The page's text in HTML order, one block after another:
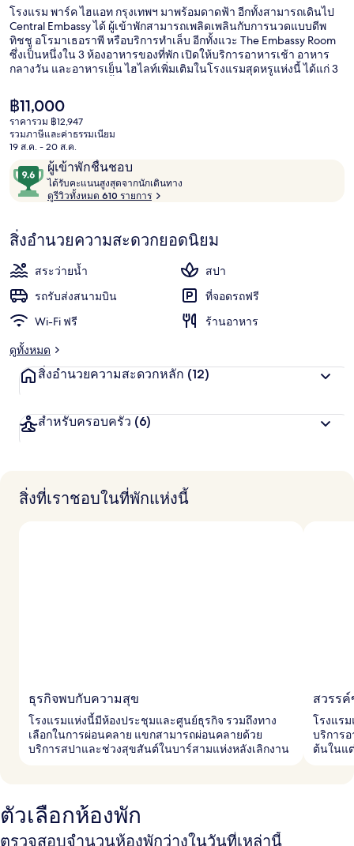
กรุงเทพฯ
โรงแรม พาร์ค ไฮแอท กรุงเทพฯ มาพร้อมดาดฟ้า อีกทั้งสามารถเดินไป
Central Embassy ได้ ผู้เข้าพักสามารถเพลิดเพลินกับการนวดแบบดีพ
ทิชชู อโรมาเธอราพี หรือบริการทำเล็บ อีกทั้งแวะ The Embassy Room
ซึ่งเป็นหนึ่งใน 3 ห้องอาหารของที่พัก เปิดให้บริการอาหารเช้า อาหาร
กลางวัน และอาหารเย็น ไฮไลท์เพิ่มเติมในโรงแรมสุดหรูแห่งนี้ ได้แก่ 3
คนถูกใจพนักงาน ที่พักนี้อยู่ใกล้ขนส่งสาธารณะ: เดิน 3 นาทีถึง สถานีบีที
เอสเพลินจิต และ 8 นาทีถึง สถานีรถไฟฟ้า BTS ชิดลม
ราคา
ปัจจุบัน
฿11,000
฿11,000
ราคารวม ฿12,947
รวมภาษีและค่าธรรมเนียม
19 ส.ค. - 20 ส.ค.
รีวิว ผู้เข้าพักชื่นชอบ
9.6
จาก
10,
เข้า
ชอบ
ได้รับคะแนนสูงสุดจากนักเดินทาง
ค
แ
น
น
ง
จ
า
า
ง
ดูรีวิวทั้งหมด 610 รายการ
สิ่งอำนวยความสะดวกยอดนิยม
สระว่ายน้ำ
สปา
รถรับส่งสนามบิน
ที่จอดรถฟรี
Wi-Fi ฟรี
ร้านอาหาร
ดูทั้งหมด
สิ่งอำนวยความสะดวกหลัก (12)
สำหรับครอบครัว (6)
สิ่งที่เราชอบในที่พักแห่งนี้
ธุรกิจพบกับความสุข
โรงแรมแห่งนี้มีห้องประชุมและศูนย์ธุรกิจ รวมถึงทาง
เลือกในการผ่อนคลาย แขกสามารถผ่อนคลายด้วย
บริการสปาและช่วงสุขสันต์ในบาร์สามแห่งหลังเลิกงาน
สวรร
โรงแร
บริการ
ต้นในแ
ตัวเลือกห้องพัก
ตรวจสอบจำนวนห้องพักว่างในวันที่เหล่านี้